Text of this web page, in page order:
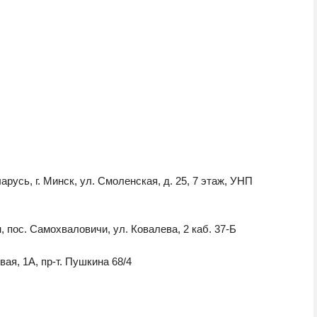
г. Минск, ул. Смоленская, д. 25, 7 этаж, УНП
Самохваловичи, ул. Ковалева, 2 каб. 37-Б
1А, пр-т. Пушкина 68/4